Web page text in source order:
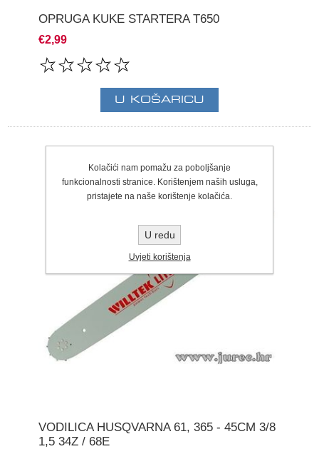
OPRUGA KUKE STARTERA T650
€2,99
VODILICA HUSQVARNA 61, 365 - 45CM 3/8
1,5 34Z / 68E
Kolačići nam pomažu za poboljšanje
funkcionalnosti stranice. Korištenjem naših usluga,
pristajete na naše korištenje kolačića.
U redu
Uvjeti korištenja